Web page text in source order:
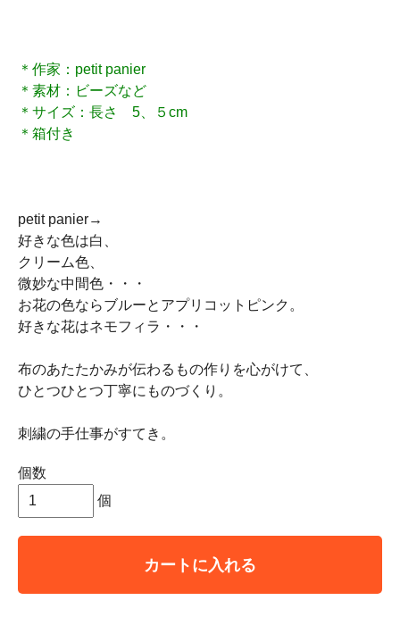
＊作家：petit panier
＊素材：ビーズなど
＊サイズ：長さ 5、５cm
＊箱付き
petit panier→
好きな色は白、
クリーム色、
微妙な中間色・・・
お花の色ならブルーとアプリコットピンク。
好きな花はネモフィラ・・・
布のあたたかみが伝わるもの作りを心がけて、
ひとつひとつ丁寧にものづくり。
刺繍の手仕事がすてき。
個数
個
カートに入れる